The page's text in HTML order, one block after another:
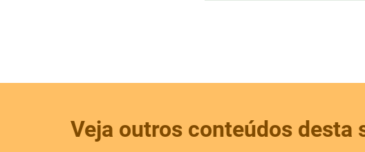
Veja outros conteúdos desta